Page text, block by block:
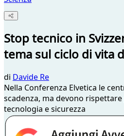
Stop tecnico in
tema sul ciclo di vita
di Davide Re
Nella Conferenza Elvetica le
scadenza, ma devono
tecnologia e sicurezza